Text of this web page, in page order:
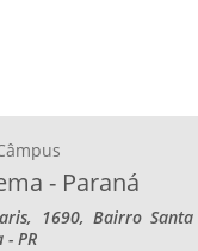
- Paraná
1690, Bairro Santa
- PR